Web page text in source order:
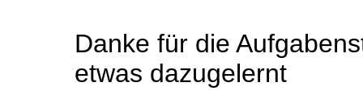
Danke für die
etwas dazugelernt